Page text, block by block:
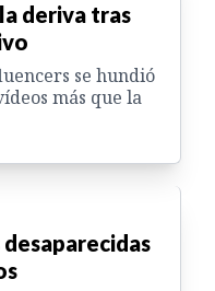
deriva tras
se hundió
más que la
desaparecidas